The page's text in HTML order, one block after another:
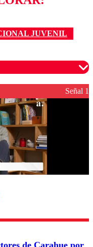
JUVENIL
para garantizar un
Enviar comentario
Señal 1